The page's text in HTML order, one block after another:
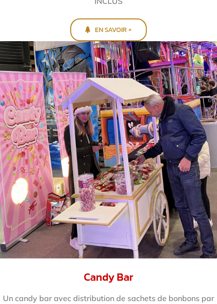
EN SAVOIR +
Candy Bar
Un candy bar avec distribution de sachets de bonbons par